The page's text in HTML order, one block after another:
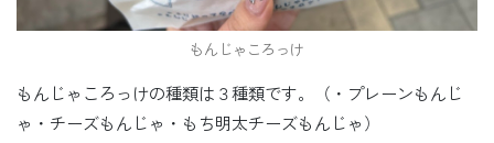
もんじゃころっけ
もんじゃころっけの種類は３種類です。（・プレーンもんじ
ゃ・チーズもんじゃ・もち明太チーズもんじゃ）